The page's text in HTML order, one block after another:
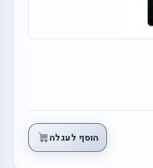
הוסף לעגלה